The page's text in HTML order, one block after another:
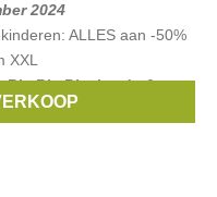
2024
ALLES aan -50%
XXL
Bla Bla Bla,Lords &